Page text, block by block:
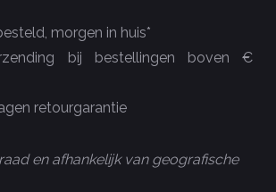
morgen in huis*
bij bestellingen boven €
retourgarantie
en afhankelijk van geografische